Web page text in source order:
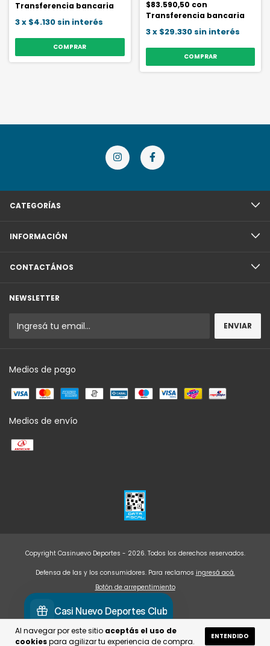
Al navegar por este sitio aceptás el uso de
cookiespara agilizar tu experiencia de compra.
ENTENDIDO
Transferencia bancaria
3x $4.130 sin interés
$83.590,50 con
Transferencia bancaria
3x $29.330 sin interés
CATEGORÍAS
INFORMACIÓN
CONTACTÁNOS
NEWSLETTER
Medios de pago
Medios de envío
Copyright Casinuevo Deportes - 2026. Todos los derechos reservados.
Defensa de las y los consumidores. Para reclamos ingresá acá.
Botón de arrepentimiento